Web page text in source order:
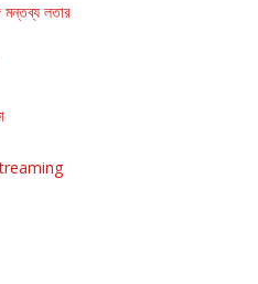
মন্তব্য লতার